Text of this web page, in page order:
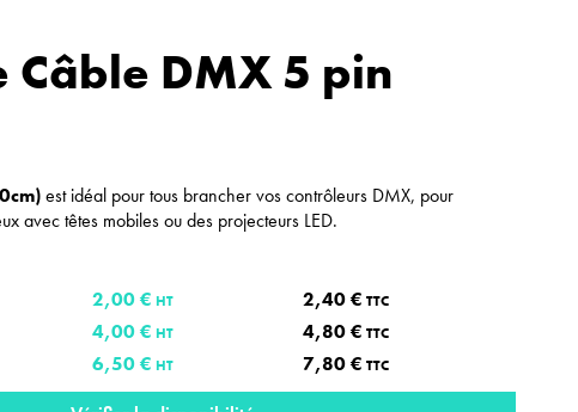
DMX 5 pin
est idéal pour tous brancher vos contrôleurs DMX, pour
avec têtes mobiles ou des projecteurs LED.
2,00 € HT 2,40 € TTC
4,00 € HT 4,80 € TTC
6,50 € HT 7,80 € TTC